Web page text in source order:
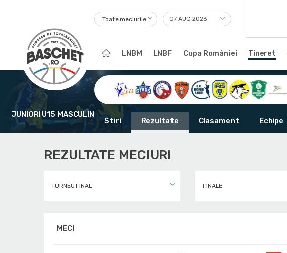
Toate meciurile
LNBM LNBF Cupa României Tineret
JUNIORI U15 MASCULIN
Stiri Rezultate Clasament Echipe
REZULTATE MECIURI
TURNEU FINAL FINALE
MECI